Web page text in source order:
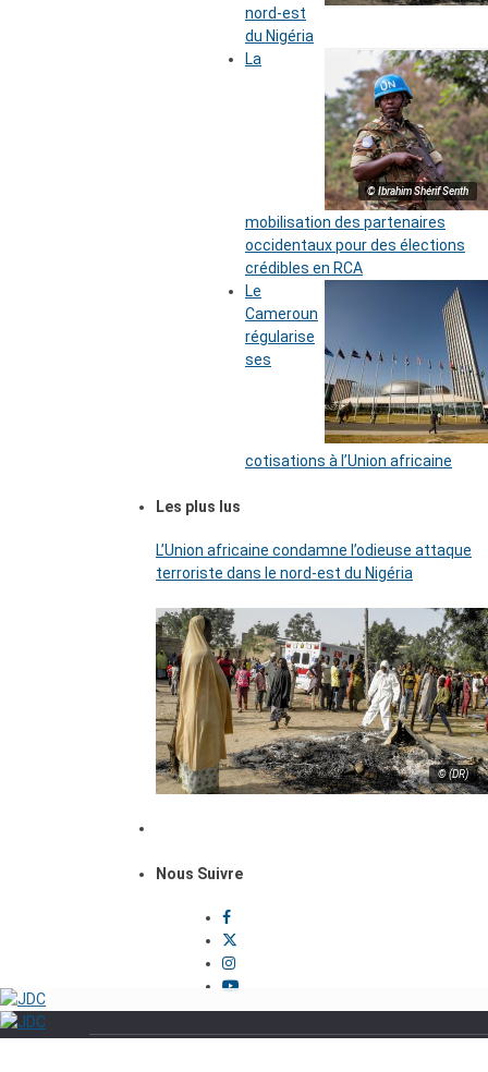
nord-est
du Nigéria
© Ibrahim Shérif Senth
La
mobilisation des partenaires
occidentaux pour des élections
crédibles en RCA
Le
Cameroun
régularise
ses
cotisations à l’Union africaine
Les plus lus
L’Union africaine condamne l’odieuse attaque
terroriste dans le nord-est du Nigéria
© (DR)
Nous Suivre